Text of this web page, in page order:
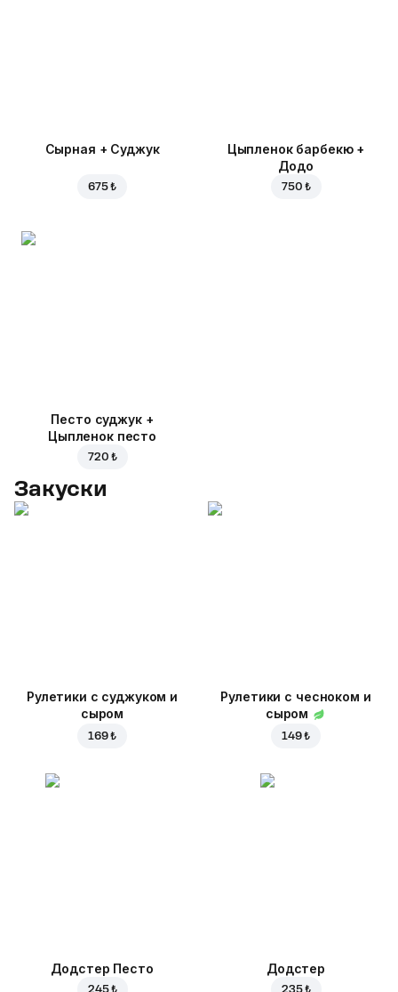
Сырная + Суджук
675 ₺
Цыпленок барбекю +
Додо
750 ₺
Песто суджук +
Цыпленок песто
720 ₺
Закуски
Рулетики с суджуком и
сыром
169 ₺
Рулетики с чесноком и
сыром
149 ₺
Додстер Песто
245 ₺
Додстер
235 ₺